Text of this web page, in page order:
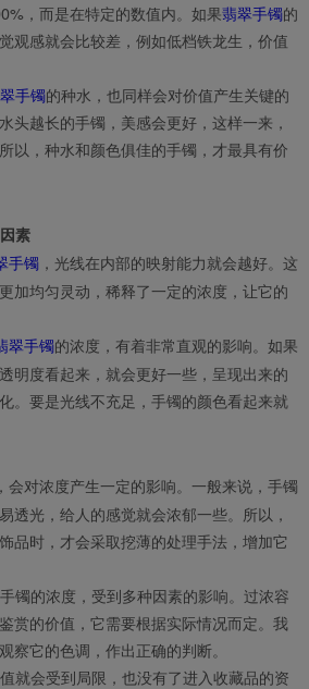
，而是在特定的数值内。如果翡翠手镯的
观感就会比较差，例如低档铁龙生，价值
手镯的种水，也同样会对价值产生关键的
头越长的手镯，美感会更好，这样一来，
以，种水和颜色俱佳的手镯，才最具有价
素
手镯，光线在内部的映射能力就会越好。这
加均匀灵动，稀释了一定的浓度，让它的
翠手镯的浓度，有着非常直观的影响。如果
明度看起来，就会更好一些，呈现出来的
。要是光线不充足，手镯的颜色看起来就
会对浓度产生一定的影响。一般来说，手镯
透光，给人的感觉就会浓郁一些。所以，
品时，才会采取挖薄的处理手法，增加它
镯的浓度，受到多种因素的影响。过浓容
赏的价值，它需要根据实际情况而定。我
察它的色调，作出正确的判断。
就会受到局限，也没有了进入收藏品的资